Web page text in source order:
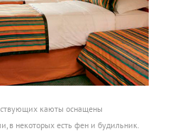
каюты оснащены
в некоторых есть фен и будильник.